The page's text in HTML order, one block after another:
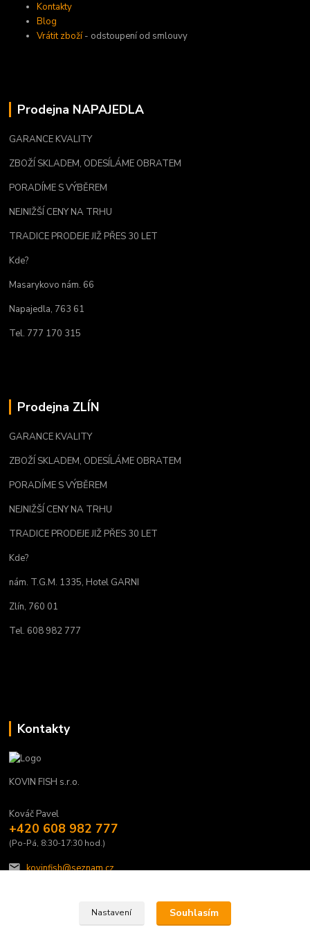
Kontakty
Blog
Vrátit zboží- odstoupení od smlouvy
Prodejna NAPAJEDLA
GARANCE KVALITY
ZBOŽÍ SKLADEM, ODESÍLÁME OBRATEM
PORADÍME S VÝBĚREM
NEJNIŽŠÍ CENY NA TRHU
TRADICE PRODEJE JIŽ PŘES 30 LET
Kde?
Masarykovo nám. 66
Napajedla, 763 61
Tel. 777 170 315
Prodejna ZLÍN
GARANCE KVALITY
ZBOŽÍ SKLADEM, ODESÍLÁME OBRATEM
PORADÍME S VÝBĚREM
NEJNIŽŠÍ CENY NA TRHU
TRADICE PRODEJE JIŽ PŘES 30 LET
Kde?
nám. T.G.M. 1335, Hotel GARNI
Zlín, 760 01
Tel. 608 982 777
Kontakty
KOVIN FISH s.r.o.
Kováč Pavel
+420 608 982 777
(Po-Pá, 8:30-17:30 hod.)
kovinfish@seznam.cz
Nastavení Souhlasím